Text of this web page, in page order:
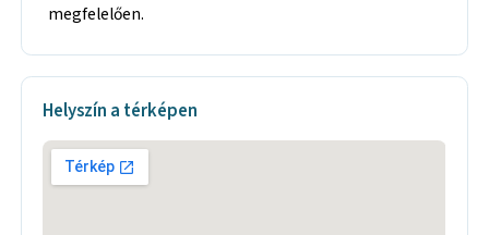
megfelelően.
Helyszín a térképen